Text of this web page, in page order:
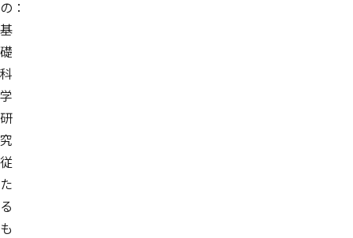
の：
基
礎
科
学
研
究
従
た
る
も